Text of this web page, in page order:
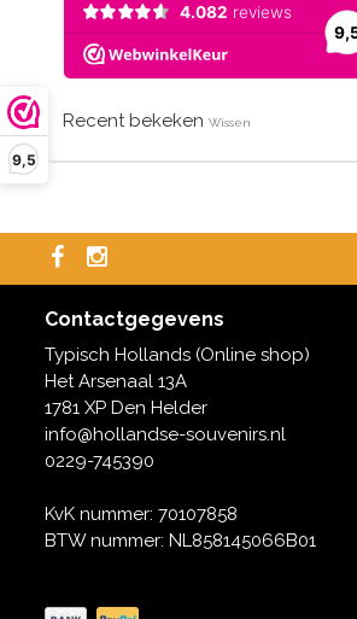
9,5
Recent bekeken Wissen
Contactgegevens
Typisch Hollands (Online shop)
Het Arsenaal 13A
1781 XP Den Helder
info@hollandse-souvenirs.nl
0229-745390
KvK nummer: 70107858
BTW nummer: NL858145066B01